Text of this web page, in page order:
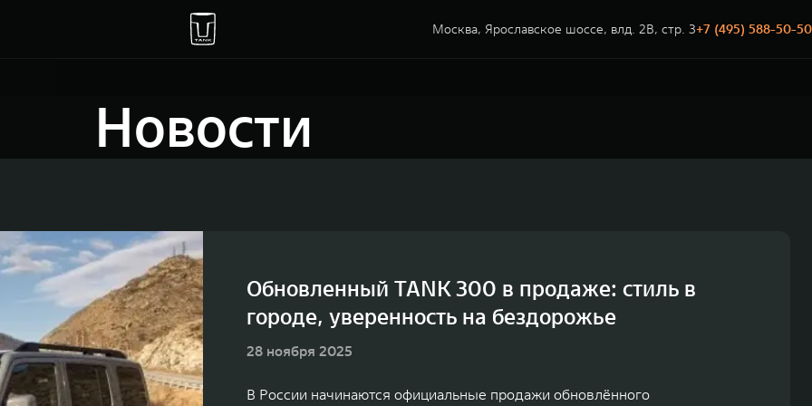
Москва, Ярославское шоссе, влд. 2В, стр. 3+7 (495) 588-50-50
Новости
Обновленный TANK 300 в продаже: стиль в
городе, уверенность на бездорожье
28 ноября 2025
В России начинаются официальные продажи обновлённого